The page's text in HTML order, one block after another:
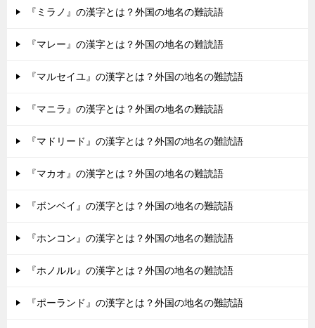
『ミラノ』の漢字とは？外国の地名の難読語
『マレー』の漢字とは？外国の地名の難読語
『マルセイユ』の漢字とは？外国の地名の難読語
『マニラ』の漢字とは？外国の地名の難読語
『マドリード』の漢字とは？外国の地名の難読語
『マカオ』の漢字とは？外国の地名の難読語
『ボンベイ』の漢字とは？外国の地名の難読語
『ホンコン』の漢字とは？外国の地名の難読語
『ホノルル』の漢字とは？外国の地名の難読語
『ポーランド』の漢字とは？外国の地名の難読語